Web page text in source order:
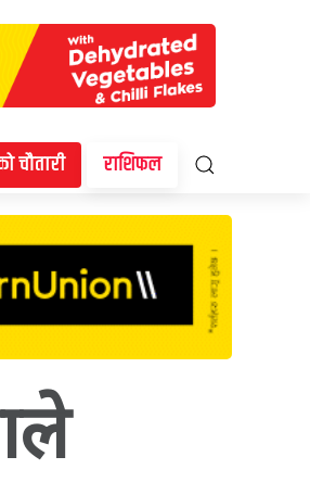
चौतारी राशिफल